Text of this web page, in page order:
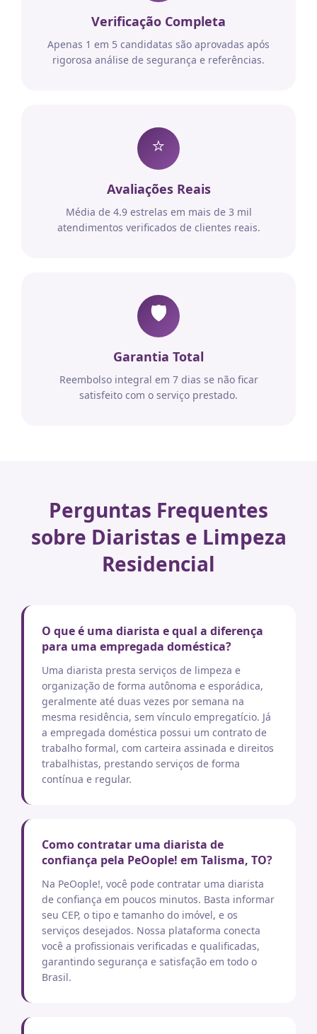
Verificação Completa
Apenas 1 em 5 candidatas são aprovadas após
rigorosa análise de segurança e referências.
⭐
Avaliações Reais
Média de 4.9 estrelas em mais de 3 mil
atendimentos verificados de clientes reais.
🛡️
Garantia Total
Reembolso integral em 7 dias se não ficar
satisfeito com o serviço prestado.
Perguntas Frequentes
sobre Diaristas e Limpeza
Residencial
O que é uma diarista e qual a diferença
para uma empregada doméstica?
Uma diarista presta serviços de limpeza e
organização de forma autônoma e esporádica,
geralmente até duas vezes por semana na
mesma residência, sem vínculo empregatício. Já
a empregada doméstica possui um contrato de
trabalho formal, com carteira assinada e direitos
trabalhistas, prestando serviços de forma
contínua e regular.
Como contratar uma diarista de
confiança pela PeOople! em Talisma, TO?
Na PeOople!, você pode contratar uma diarista
de confiança em poucos minutos. Basta informar
seu CEP, o tipo e tamanho do imóvel, e os
serviços desejados. Nossa plataforma conecta
você a profissionais verificadas e qualificadas,
garantindo segurança e satisfação em todo o
Brasil.